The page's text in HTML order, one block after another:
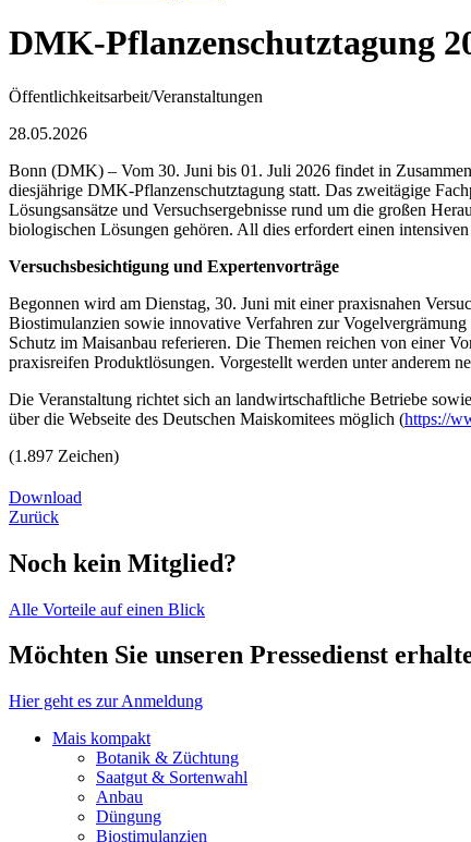
DMK-Pflanzenschutztagung
Öffentlichkeitsarbeit/Veranstaltungen
28.05.2026
Bonn (DMK) – Vom 30. Juni bis 01. Juli 2026 findet in
diesjährige DMK-Pflanzenschutztagung statt. Das zweitägige
Lösungsansätze und Versuchsergebnisse rund um die großen
biologischen Lösungen gehören. All dies erfordert einen
Versuchsbesichtigung und Expertenvorträge
Begonnen wird am Dienstag, 30. Juni mit einer praxisnahen
Biostimulanzien sowie innovative Verfahren zur
Schutz im Maisanbau referieren. Die Themen reichen von einer
praxisreifen Produktlösungen. Vorgestellt werden unter anderem
Die Veranstaltung richtet sich an landwirtschaftliche Betriebe
über die Webseite des Deutschen Maiskomitees möglich (https://
(1.897 Zeichen)
Download
Zurück
Noch kein Mitglied?
Alle Vorteile auf einen Blick
Möchten Sie unseren Pressedienst
Hier geht es zur Anmeldung
Mais kompakt
Botanik & Züchtung
Saatgut & Sortenwahl
Anbau
Düngung
Biostimulanzien